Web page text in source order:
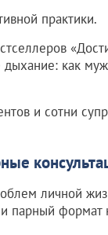
практики.
дыхание: как
и сотни
личной
парный формат